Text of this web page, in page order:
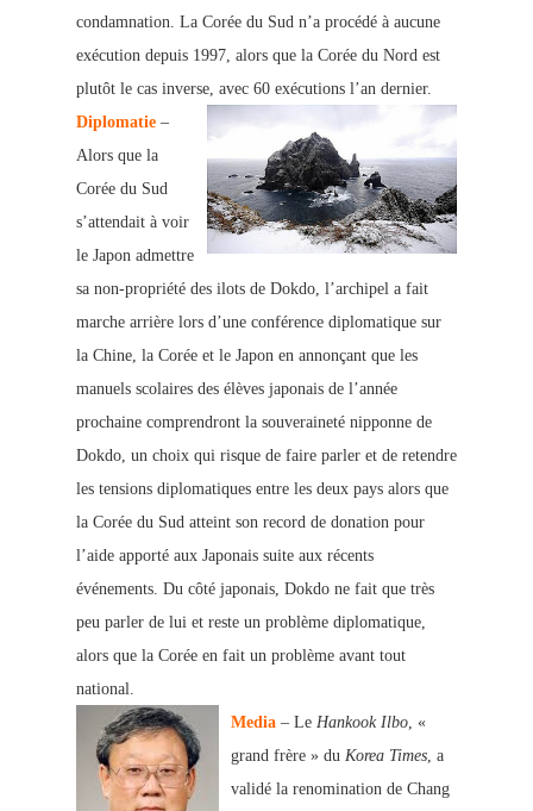
condamnation. La Corée du Sud n’a procédé à aucune
exécution depuis 1997, alors que la Corée du Nord est
plutôt le cas inverse, avec 60 exécutions l’an dernier.
Diplomatie –
Alors que la
Corée du Sud
s’attendait à voir
le Japon admettre
sa non-propriété des ilots de Dokdo, l’archipel a fait
marche arrière lors d’une conférence diplomatique sur
la Chine, la Corée et le Japon en annonçant que les
manuels scolaires des élèves japonais de l’année
prochaine comprendront la souveraineté nipponne de
Dokdo, un choix qui risque de faire parler et de retendre
les tensions diplomatiques entre les deux pays alors que
la Corée du Sud atteint son record de donation pour
l’aide apporté aux Japonais suite aux récents
événements. Du côté japonais, Dokdo ne fait que très
peu parler de lui et reste un problème diplomatique,
alors que la Corée en fait un problème avant tout
national.
Media – Le Hankook Ilbo, «
grand frère » du Korea Times, a
validé la renomination de Chang